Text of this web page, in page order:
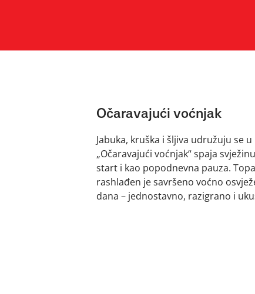
Očaravajući voćnjak
Jabuka, kruška i šljiva udružuju se
„Očaravajući voćnjak“ spaja
start i kao popodnevna pauza.
rashlađen je savršeno voćno
dana – jednostavno, razigrano i